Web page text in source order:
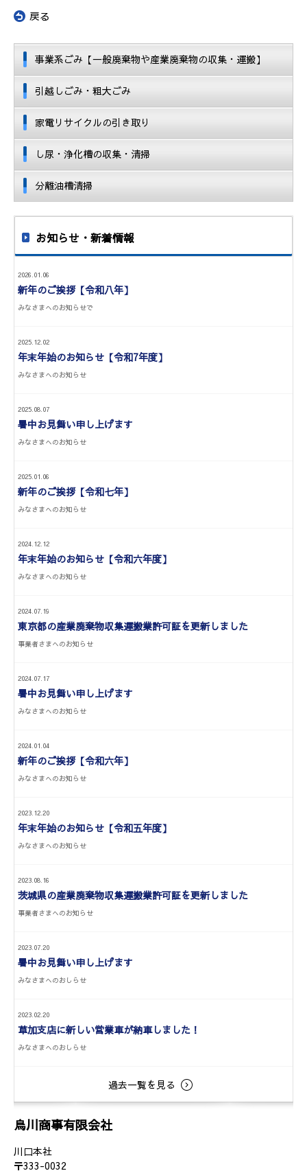
事業系ごみ【一般廃棄物や産業廃棄物の収集・運搬】
引越しごみ・粗大ごみ
家電リサイクルの引き取り
し尿・浄化槽の収集・清掃
分離油槽清掃
お知らせ・新着情報
2026.01.06
新年のご挨拶【令和八年】
みなさまへのお知らせで
2025.12.02
年末年始のお知らせ【令和7年度】
みなさまへのお知らせ
2025.08.07
暑中お見舞い申し上げます
みなさまへのお知らせ
2025.01.06
新年のご挨拶【令和七年】
みなさまへのお知らせ
2024.12.12
年末年始のお知らせ【令和六年度】
みなさまへのお知らせ
2024.07.19
東京都の産業廃棄物収集運搬業許可証を更新しました
事業者さまへのお知らせ
2024.07.17
暑中お見舞い申し上げます
みなさまへのお知らせ
2024.01.04
新年のご挨拶【令和六年】
みなさまへのお知らせ
2023.12.20
年末年始のお知らせ【令和五年度】
みなさまへのお知らせ
2023.08.16
茨城県の産業廃棄物収集運搬業許可証を更新しました
事業者さまへのお知らせ
2023.07.20
暑中お見舞い申し上げます
みなさまへのおしらせ
2023.02.20
草加支店に新しい営業車が納車しました！
みなさまへのおしらせ
過去一覧を見る
烏川商事有限会社
川口本社
〒333-0032